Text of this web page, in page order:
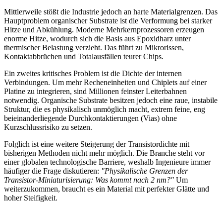
Mittlerweile stößt die Industrie jedoch an harte Materialgrenzen. Das
Hauptproblem organischer Substrate ist die Verformung bei starker
Hitze und Abkühlung. Moderne Mehrkernprozessoren erzeugen
enorme Hitze, wodurch sich die Basis aus Epoxidharz unter
thermischer Belastung verzieht. Das führt zu Mikrorissen,
Kontaktabbrüchen und Totalausfällen teurer Chips.
Ein zweites kritisches Problem ist die Dichte der internen
Verbindungen. Um mehr Recheneinheiten und Chiplets auf einer
Platine zu integrieren, sind Millionen feinster Leiterbahnen
notwendig. Organische Substrate besitzen jedoch eine raue, instabile
Struktur, die es physikalisch unmöglich macht, extrem feine, eng
beieinanderliegende Durchkontaktierungen (Vias) ohne
Kurzschlussrisiko zu setzen.
Folglich ist eine weitere Steigerung der Transistordichte mit
bisherigen Methoden nicht mehr möglich. Die Branche steht vor
einer globalen technologische Barriere, weshalb Ingenieure immer
häufiger die Frage diskutieren: "Physikalische Grenzen der
Transistor-Miniaturisierung: Was kommt nach 2 nm?" Um
weiterzukommen, braucht es ein Material mit perfekter Glätte und
hoher Steifigkeit.